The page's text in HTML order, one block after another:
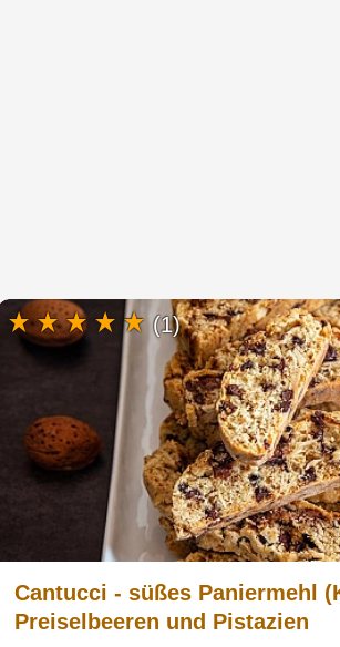
Cantucci - süßes Paniermehl
Preiselbeeren und Pistazien
(1)